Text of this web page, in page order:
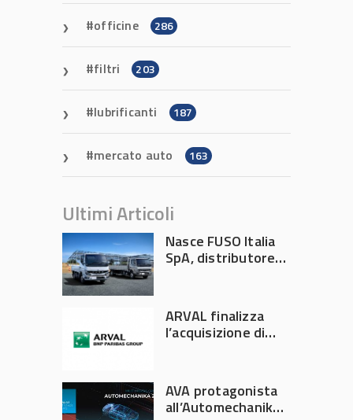
officine 286
filtri 203
lubrificanti 187
mercato auto 163
Ultimi Articoli
Nasce FUSO Italia
SpA, distributore
ARVAL finalizza
l’acquisizione di
AVA protagonista
all’Automechanika